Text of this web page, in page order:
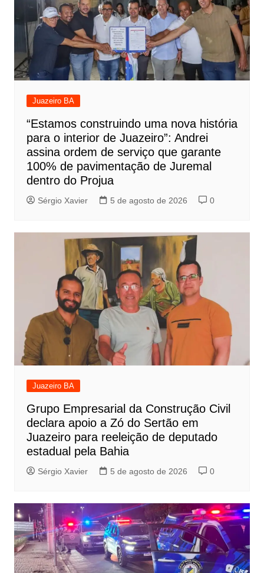
Juazeiro BA
“Estamos construindo uma nova história
para o interior de Juazeiro”: Andrei
assina ordem de serviço que garante
100% de pavimentação de Juremal
dentro do Projua
Sérgio Xavier 5 de agosto de 2026 0
Juazeiro BA
Grupo Empresarial da Construção Civil
declara apoio a Zó do Sertão em
Juazeiro para reeleição de deputado
estadual pela Bahia
Sérgio Xavier 5 de agosto de 2026 0